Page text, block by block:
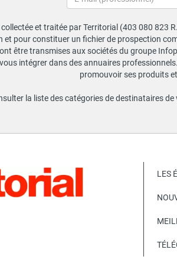
et traitée par Territorial (403 080 823
et pour constituer un fichier de prospection
être transmises aux sociétés du groupe
intégrer dans des annuaires
promouvoir ses produits
la liste des catégories de destinataires
LES